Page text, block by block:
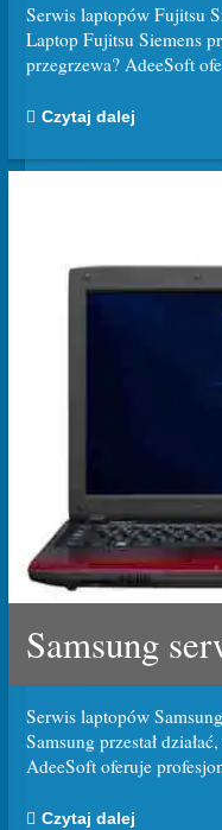
Serwis laptopów Fujitsu
Laptop Fujitsu Siemens
przegrzewa? AdeeSoft
Czytaj dalej
Samsung
Serwis laptopów
Samsung przestał
AdeeSoft oferuje
Czytaj dalej